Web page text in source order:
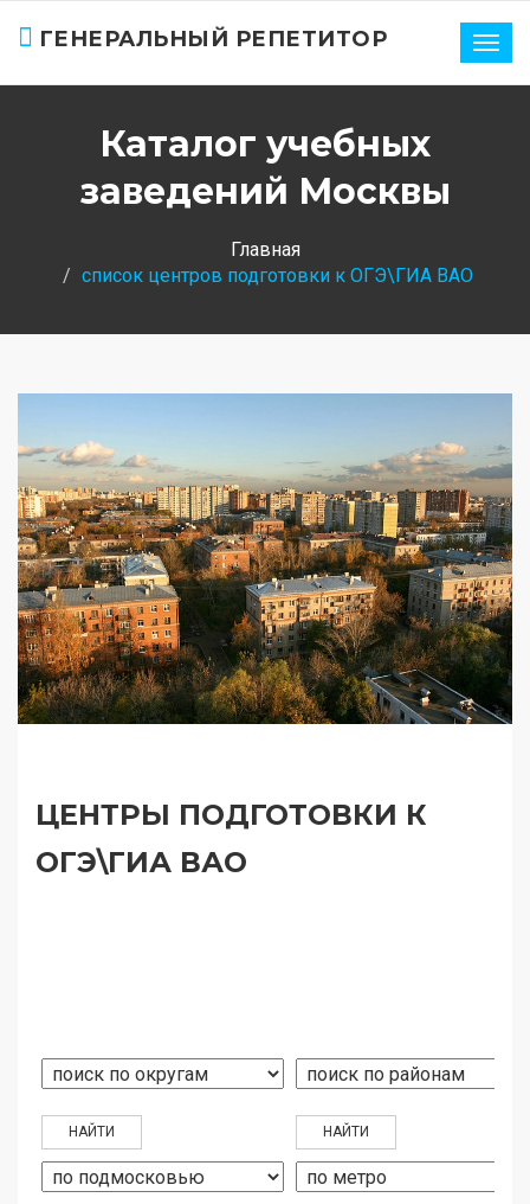
ГЕНЕРАЛЬНЫЙ РЕПЕТИТОР
Каталог учебных
заведений Москвы
Главная
список центров подготовки к ОГЭ\ГИА ВАО
ЦЕНТРЫ ПОДГОТОВКИ К
ОГЭ\ГИА ВАО